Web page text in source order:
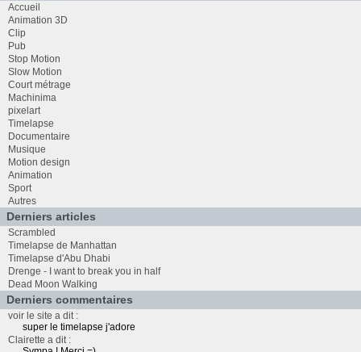
Accueil
Animation 3D
Clip
Pub
Stop Motion
Slow Motion
Court métrage
Machinima
pixelart
Timelapse
Documentaire
Musique
Motion design
Animation
Sport
Autres
Derniers articles
Scrambled
Timelapse de Manhattan
Timelapse d'Abu Dhabi
Drenge - I want to break you in half
Dead Moon Walking
Derniers commentaires
voir le site a dit :
super le timelapse j'adore
Clairette a dit :